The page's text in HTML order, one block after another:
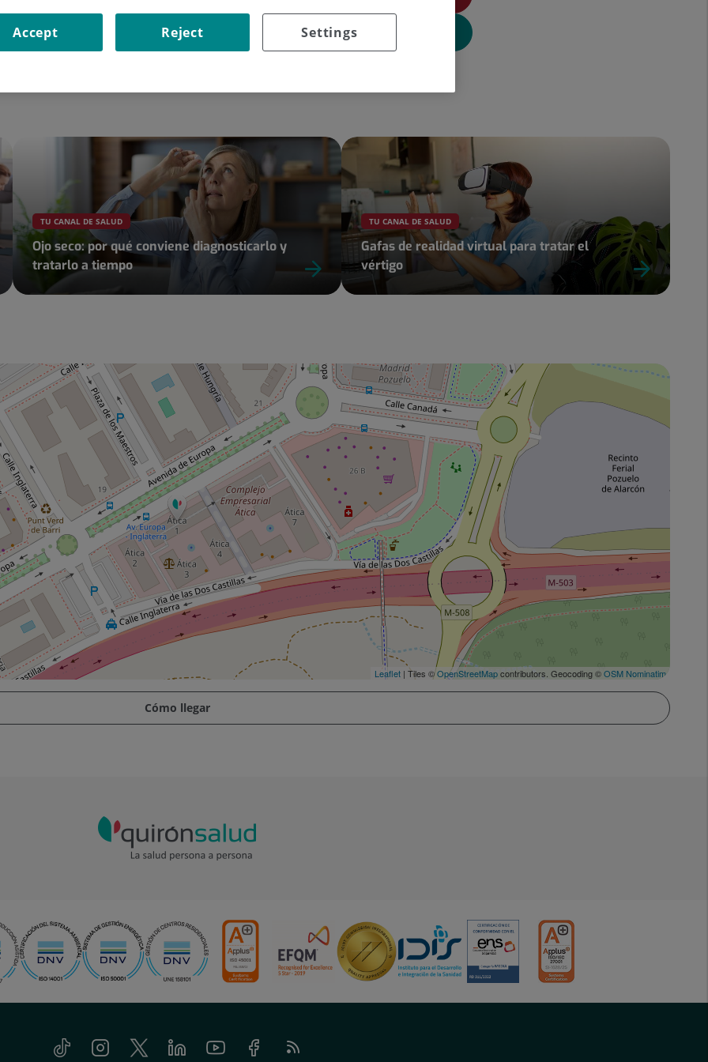
Ir a la web
TU CANAL DE SALUD
Ojo seco: por qué conviene diagnosticarlo y
tratarlo a tiempo
TU CANAL DE SALUD
Gafas de realidad virtual para tratar el
vértigo
Leaflet | Tiles ©OpenStreetMapcontributors. Geocoding ©OSM Nominatim
Cómo llegar
Tiktok InstagramTwitter LinkedinYoutube FacebookFeed
RSS
Settings
Reject
Accept